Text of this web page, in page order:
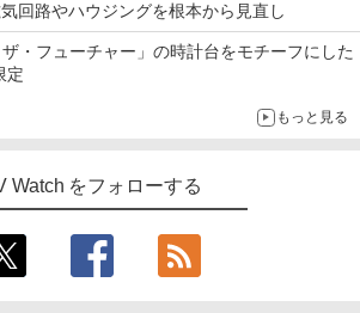
気回路やハウジングを根本から見直し
ザ・フューチャー」の時計台をモチーフにした
定
もっと見る
Watch をフォローする